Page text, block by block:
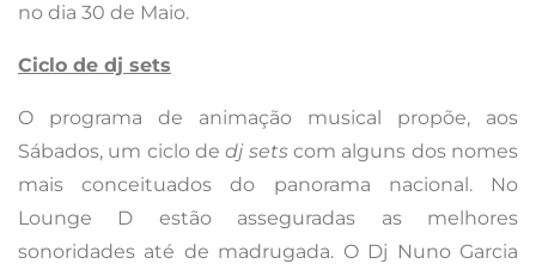
no dia 30 de Maio.
Ciclo de dj sets
O programa de animação musical propõe, aos
Sábados, um ciclo dedj setscom alguns dos nomes
mais conceituados do panorama nacional. No
Lounge D estão asseguradas as melhores
sonoridades até de madrugada. O Dj Nuno Garcia